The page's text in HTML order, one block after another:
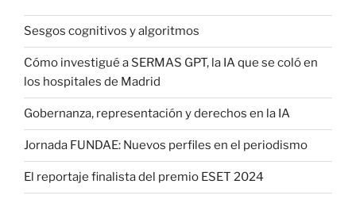
Sesgos cognitivos y algoritmos
Cómo investigué a SERMAS GPT, la IA que se coló en
los hospitales de Madrid
Gobernanza, representación y derechos en la IA
Jornada FUNDAE: Nuevos perfiles en el periodismo
El reportaje finalista del premio ESET 2024